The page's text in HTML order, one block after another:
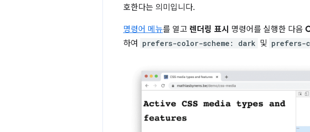
호한다는 의미입니다.
명령어 메뉴를 열고 렌더링 표시 명령어를 실행한 다음
하여
prefers-color-scheme: dark 및 prefers-